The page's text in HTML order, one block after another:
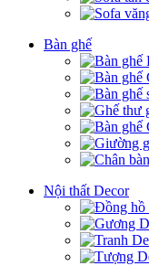
Bàn ghế
Nội thất Decor